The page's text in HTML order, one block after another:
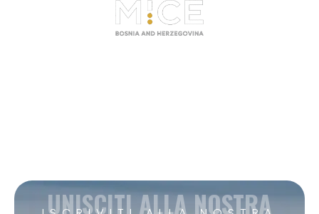
UNISCITI ALLA NOSTRA